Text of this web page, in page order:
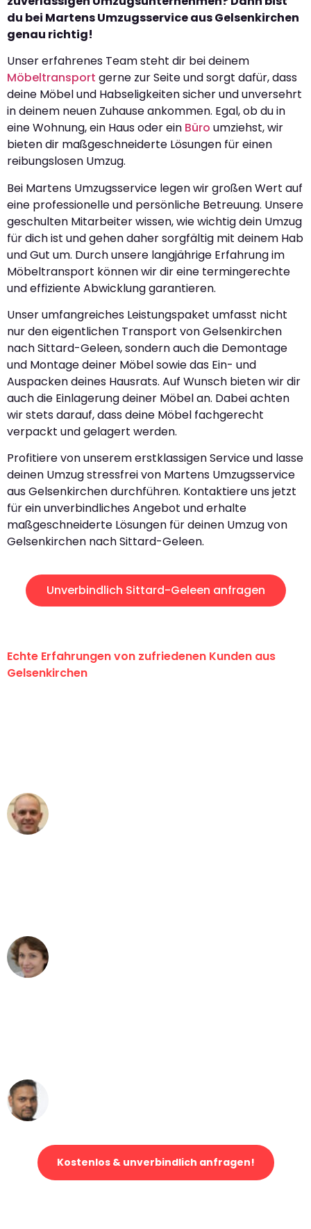
du bei Martens Umzugsservice aus Gelsenkirchen
genau richtig!
Unser erfahrenes Team steht dir bei deinem
Möbeltransport gerne zur Seite und sorgt dafür, dass
deine Möbel und Habseligkeiten sicher und unversehrt
in deinem neuen Zuhause ankommen. Egal, ob du in
eine Wohnung, ein Haus oder ein Büro umziehst, wir
bieten dir maßgeschneiderte Lösungen für einen
reibungslosen Umzug.
Bei Martens Umzugsservice legen wir großen Wert auf
eine professionelle und persönliche Betreuung. Unsere
geschulten Mitarbeiter wissen, wie wichtig dein Umzug
für dich ist und gehen daher sorgfältig mit deinem Hab
und Gut um. Durch unsere langjährige Erfahrung im
Möbeltransport können wir dir eine termingerechte
und effiziente Abwicklung garantieren.
Unser umfangreiches Leistungspaket umfasst nicht
nur den eigentlichen Transport von Gelsenkirchen
nach Sittard-Geleen, sondern auch die Demontage
und Montage deiner Möbel sowie das Ein- und
Auspacken deines Hausrats. Auf Wunsch bieten wir dir
auch die Einlagerung deiner Möbel an. Dabei achten
wir stets darauf, dass deine Möbel fachgerecht
verpackt und gelagert werden.
Profitiere von unserem erstklassigen Service und lasse
deinen Umzug stressfrei von Martens Umzugsservice
aus Gelsenkirchen durchführen. Kontaktiere uns jetzt
für ein unverbindliches Angebot und erhalte
maßgeschneiderte Lösungen für deinen Umzug von
Gelsenkirchen nach Sittard-Geleen.
Unverbindlich Sittard-Geleen anfragen
Echte Erfahrungen von zufriedenen Kunden aus
Gelsenkirchen
Kostenlos & unverbindlich anfragen!